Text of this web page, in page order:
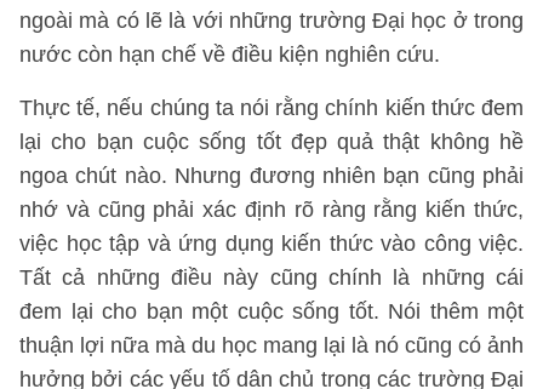
ngoài mà có lẽ là với những trường Đại học ở trong
nước còn hạn chế về điều kiện nghiên cứu.
Thực tế, nếu chúng ta nói rằng chính kiến thức đem
lại cho bạn cuộc sống tốt đẹp quả thật không hề
ngoa chút nào. Nhưng đương nhiên bạn cũng phải
nhớ và cũng phải xác định rõ ràng rằng kiến thức,
việc học tập và ứng dụng kiến thức vào công việc.
Tất cả những điều này cũng chính là những cái
đem lại cho bạn một cuộc sống tốt. Nói thêm một
thuận lợi nữa mà du học mang lại là nó cũng có ảnh
hưởng bởi các yếu tố dân chủ trong các trường Đại